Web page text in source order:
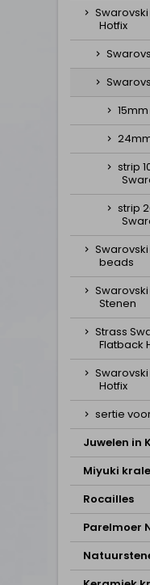
Hotfix
strip
strip
beads
Stenen
Strass
Flatback
Hotfix
sertie
Juwelen in
Miyuki
Rocailles
Parelmoer